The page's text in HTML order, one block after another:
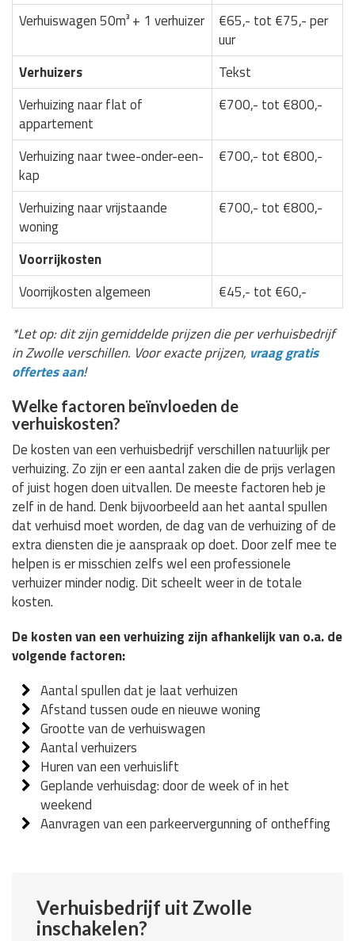
Verhuiswagen 50m³ + 1 verhuizer
€65,- tot €75,- per
uur
Verhuizers
Tekst
Verhuizing naar flat of
appartement
€700,- tot €800,-
Verhuizing naar twee-onder-een-
kap
€700,- tot €800,-
Verhuizing naar vrijstaande
woning
€700,- tot €800,-
Voorrijkosten
Voorrijkosten algemeen
€45,- tot €60,-
*Let op: dit zijn gemiddelde prijzen die per verhuisbedrijf
in Zwolle verschillen. Voor exacte prijzen, vraag gratis
offertes aan!
Welke factoren beïnvloeden de
verhuiskosten?
De kosten van een verhuisbedrijf verschillen natuurlijk per
verhuizing. Zo zijn er een aantal zaken die de prijs verlagen
of juist hogen doen uitvallen. De meeste factoren heb je
zelf in de hand. Denk bijvoorbeeld aan het aantal spullen
dat verhuisd moet worden, de dag van de verhuizing of de
extra diensten die je aanspraak op doet. Door zelf mee te
helpen is er misschien zelfs wel een professionele
verhuizer minder nodig. Dit scheelt weer in de totale
kosten.
De kosten van een verhuizing zijn afhankelijk van o.a. de
volgende factoren:
Aantal spullen dat je laat verhuizen
Afstand tussen oude en nieuwe woning
Grootte van de verhuiswagen
Aantal verhuizers
Huren van een verhuislift
Geplande verhuisdag: door de week of in het
weekend
Aanvragen van een parkeervergunning of ontheffing
Verhuisbedrijf uit Zwolle
inschakelen?